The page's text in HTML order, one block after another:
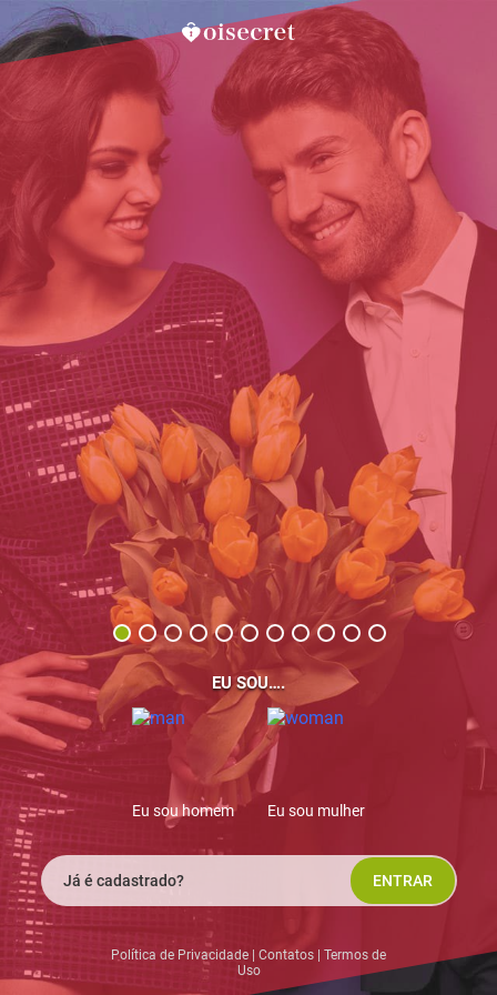
Política de Privacidade Сontatos
Termos de
Uso
EU SOU….
Eu sou homem Eu sou mulher
Já é cadastrado? ENTRAR